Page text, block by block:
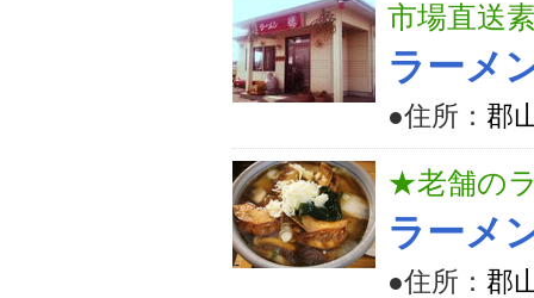
市場直送
ラーメ
●住所： 郡
★老舗の
ラーメ
●住所： 郡